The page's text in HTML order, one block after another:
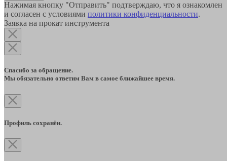
Нажимая кнопку "Отправить" подтверждаю, что я ознакомлен
и согласен с условиями политики конфиденциальности.
Заявка на прокат инструмента
Спасибо за обращение.
Мы обязательно ответим Вам в самое ближайшее время.
Профиль сохранён.